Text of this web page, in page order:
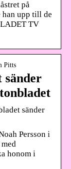
på
upp till de
TV
Pitts
sänder
sänder
Persson i
honom i